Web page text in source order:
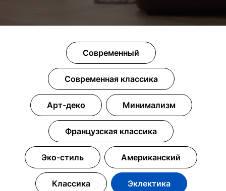
Современный
Современная классика
Арт-деко Минимализм
Французская классика
Эко-стиль Американский
Классика Эклектика